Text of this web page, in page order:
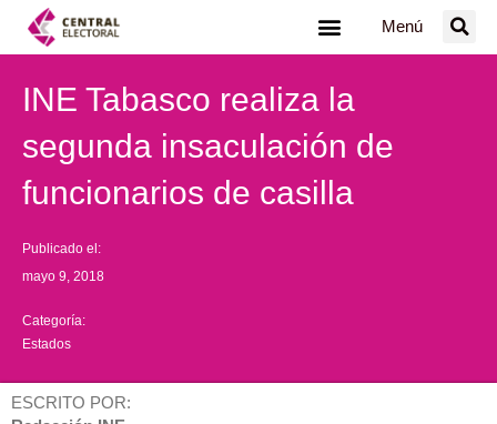
Menú
INE Tabasco realiza la
segunda insaculación de
funcionarios de casilla
Publicado el:
mayo 9, 2018
Categoría:
Estados
ESCRITO POR: